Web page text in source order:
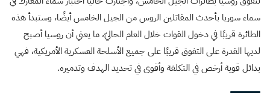
سماء سوريا بأحدث المقاتلين الروس من الجيل الخامس أيضًا، وستبدأ هذه
الطائرة قريبًا في دخول القوات خلال العام الحاليّ، ما يعني أن روسيا أصبح
لديها القدرة على التفوق قريبًا على جميع الأسلحة العسكرية الأمريكية، فهي
بدائل قوية أرخص في التكلفة وأقوى في تحديد الهدف وتدميره.